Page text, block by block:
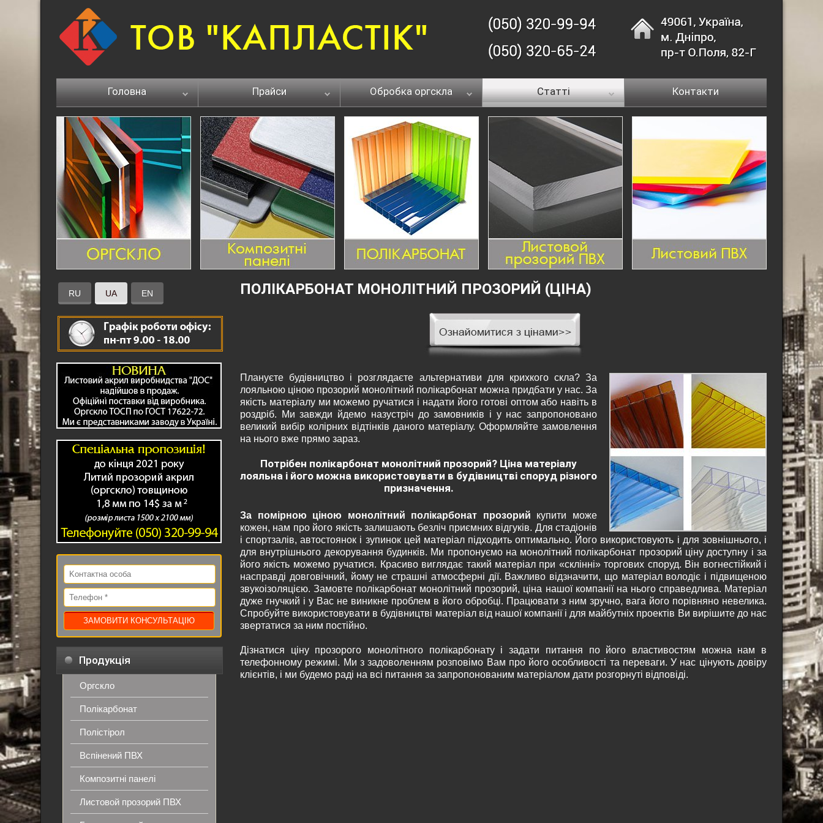
Головна Прайси Обробка оргскла Статті Контакти
RU UA EN
Продукція
Оргскло
Полікарбонат
Полістірол
Вспінений ПВХ
Композитні панелі
Листовой прозорий ПВХ
ПОЛІКАРБОНАТ МОНОЛІТНИЙ ПРОЗОРИЙ (ЦІНА)
Плануєте будівництво і розглядаєте альтернативи для крихкого скла? За
лояльною ціною прозорий монолітний полікарбонат можна придбати у нас. За
якість матеріалу ми можемо ручатися і надати його готові оптом або навіть в
роздріб. Ми завжди йдемо назустріч до замовників і у нас запропоновано
великий вибір колірних відтінків даного матеріалу. Оформляйте замовлення
на нього вже прямо зараз.
Потрібен полікарбонат монолітний прозорий? Ціна матеріалу
лояльна і його можна використовувати в будівництві споруд різного
призначення.
За помірною ціною монолітний полікарбонат прозорий купити може
кожен, нам про його якість залишають безліч приємних відгуків. Для стадіонів
і спортзалів, автостоянок і зупинок цей матеріал підходить оптимально. Його використовують і для зовнішнього, і
для внутрішнього декорування будинків. Ми пропонуємо на монолітний полікарбонат прозорий ціну доступну і за
його якість можемо ручатися. Красиво виглядає такий матеріал при «склінні» торгових споруд. Він вогнестійкий і
насправді довговічний, йому не страшні атмосферні дії. Важливо відзначити, що матеріал володіє і підвищеною
звукоізоляцією. Замовте полікарбонат монолітний прозорий, ціна нашої компанії на нього справедлива. Матеріал
дуже гнучкий і у Вас не виникне проблем в його обробці. Працювати з ним зручно, вага його порівняно невелика.
Спробуйте використовувати в будівництві матеріал від нашої компанії і для майбутніх проектів Ви вирішите до нас
звертатися за ним постійно.
Дізнатися ціну прозорого монолітного полікарбонату і задати питання по його властивостям можна нам в
телефонному режимі. Ми з задоволенням розповімо Вам про його особливості та переваги. У нас цінують довіру
клієнтів, і ми будемо раді на всі питання за запропонованим матеріалом дати розгорнуті відповіді.